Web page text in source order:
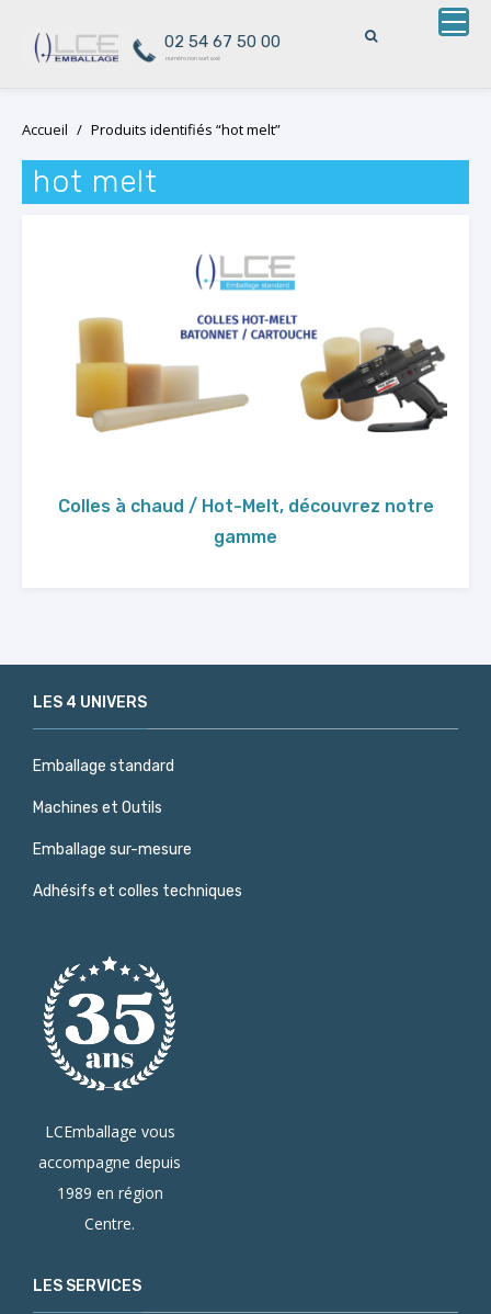
02 54 67 50 00
numéro non surtaxé
content
Accueil / Produits identifiés “hot melt”
hot melt
Colles à chaud / Hot-Melt, découvrez notre
gamme
LES 4 UNIVERS
Emballage standard
Machines et Outils
Emballage sur-mesure
Adhésifs et colles techniques
LCEmballage vous
accompagne depuis
1989 en région
Centre.
LES SERVICES